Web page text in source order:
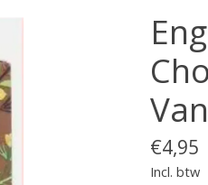
€4,95
Incl. btw